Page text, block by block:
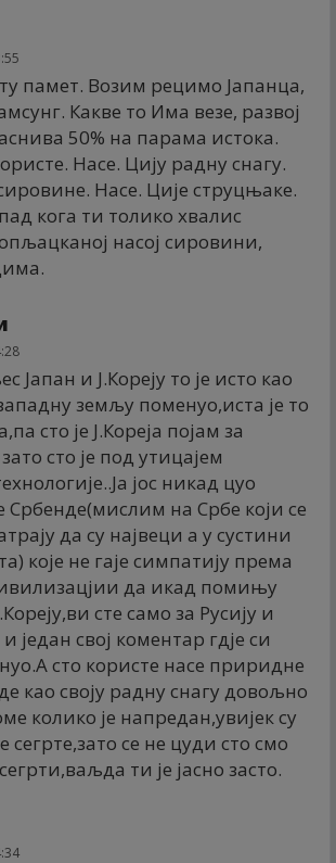
памет. Возим рецимо Јапанца,
Какве то Има везе, развој
50% на парама истока.
Насе. Цију радну снагу.
Насе. Ције струцњаке.
кога ти толико хвалис
насој сировини,
Јапан и Ј.Кореју то је исто као
земљу поменуо,иста је то
сто је Ј.Кореја појам за
сто је под утицајем
јос никад цуо
Србенде(мислим на Србе који се
да су највеци а у сустини
које не гаје симпатију према
да икад помињу
сте само за Русију и
један свој коментар гдје си
сто користе насе приридне
као своју радну снагу довољно
колико је напредан,увијек су
сегрте,зато се не цуди сто смо
ти је јасно засто.